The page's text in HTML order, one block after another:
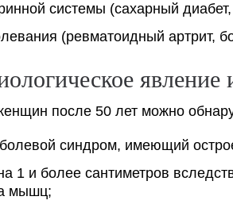
системы (сахарный
(ревматоидный артрит,
явление
после 50 лет можно
синдром, имеющий
1 и более сантиметров
мышц;